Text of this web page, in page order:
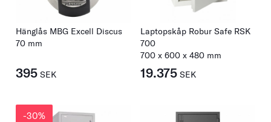
Hänglås MBG Excell Discus
70 mm
395 SEK
Laptopskåp Robur Safe RSK
700
700 x 600 x 480 mm
19.375 SEK
-30%